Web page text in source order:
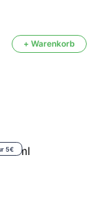
+ Warenkorb
5€